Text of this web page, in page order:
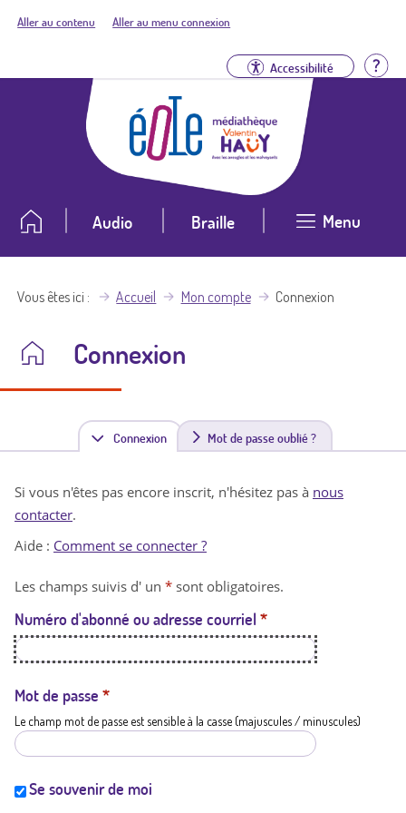
Aller au contenu Aller au menu connexion
Accessibilité
Audio Braille Menu
Vous êtes ici Accueil Mon compte Connexion
Connexion
Connexion(
n
t
a
t
i
Mot de passe oublié ?
Si vous n'êtes pas encore inscrit, n'hésitez pas à nous
contacter.
Aide : Comment se connecter ?
Les champs suivis d' un * sont obligatoires.
Numéro d'abonné ou adresse courriel *
Mot de passe *
Le champ mot de passe est sensible à la casse (majuscules / minuscules)
Se souvenir de moi